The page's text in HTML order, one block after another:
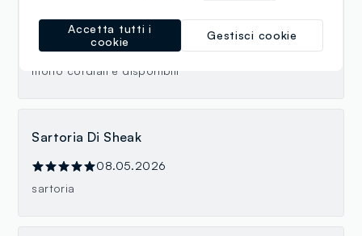
28.06.2026
Negozio ben fornito...... Ampio e pulito.... Commessi
molto cordiali e disponibili
Sartoria Di Sheak
08.05.2026
sartoria
Gestisci cookie
Accetta tutti i
cookie